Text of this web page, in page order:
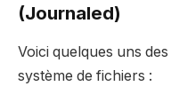
(Journaled)
Voici quelques uns
système de fichiers :